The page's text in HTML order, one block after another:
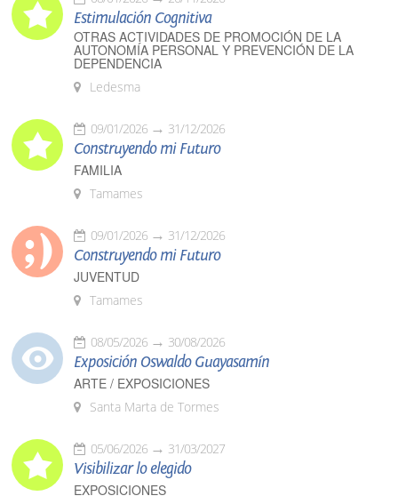
Estimulación Cognitiva
OTRAS ACTIVIDADES DE PROMOCIÓN DE LA
AUTONOMÍA PERSONAL Y PREVENCIÓN DE LA
DEPENDENCIA
Ledesma
09/01/2026 31/12/2026
Construyendo mi Futuro
FAMILIA
Tamames
09/01/2026 31/12/2026
Construyendo mi Futuro
JUVENTUD
Tamames
08/05/2026 30/08/2026
Exposición Oswaldo Guayasamín
ARTE / EXPOSICIONES
Santa Marta de Tormes
05/06/2026 31/03/2027
Visibilizar lo elegido
EXPOSICIONES